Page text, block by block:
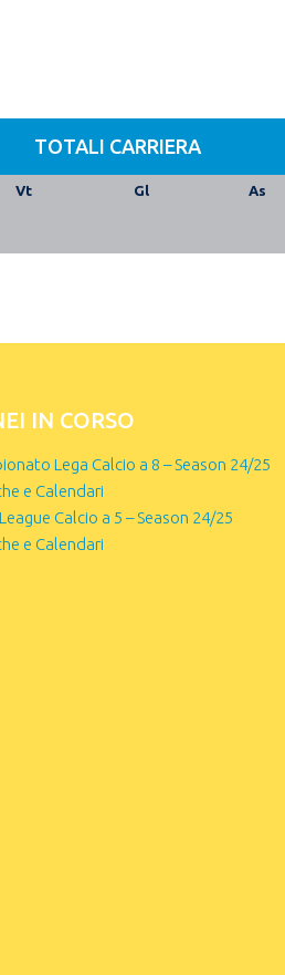
TOTALI CARRIERA
Vt Gl As
IN CORSO
Lega Calcio a 8 – Season 24/25
e Calendari
Calcio a 5 – Season 24/25
e Calendari